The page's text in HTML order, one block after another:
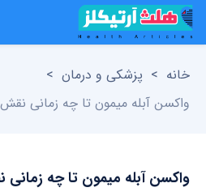
خانه > پزشکی و درمان >
واکسن آبله میمون تا چه زمانی
واکسن آبله میمون تا چه